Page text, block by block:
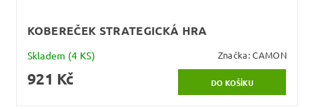
KOBEREČEK STRATEGICKÁ HRA
Skladem (4 KS) Značka:CAMON
921 Kč